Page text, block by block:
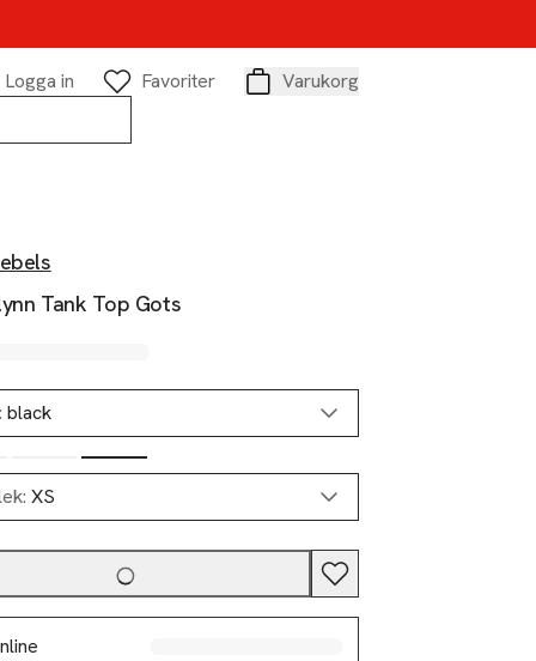
Logga in
Favoriter
Varukorg
Tank Top Gots
black
XS